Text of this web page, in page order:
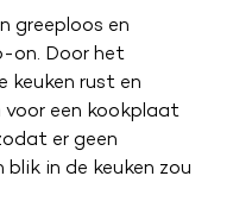
greeploos en
on. Door het
keuken rust en
voor een kookplaat
er geen
in de keuken zou